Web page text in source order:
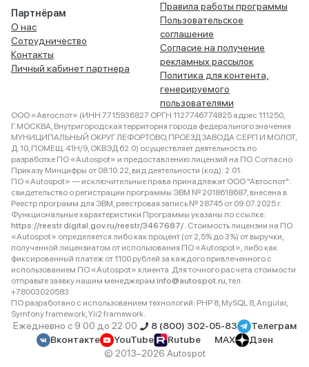
Партнёрам
О нас
Сотрудничество
Контакты
Личный кабинет партнера
Правила работы программы
Пользовательское
соглашение
Согласие на получение
рекламных рассылок
Политика для контента,
генерируемого
пользователями
ООО «Автоспот» (ИНН 7715936827 ОРГН 1127746774825 адрес 111250,
Г.МОСКВА, Внутригородская территория города федерального значения
МУНИЦИПАЛЬНЫЙ ОКРУГ ЛЕФОРТОВО, ПРОЕЗД ЗАВОДА СЕРП И МОЛОТ,
Д. 10, ПОМЕЩ. 41Н/9, ОКВЭД 62.0) осуществляет деятельность по
разработке ПО «Autospot» и предоставлению лицензий на ПО. Согласно
Приказу Минцифры от 08.10.22, вид деятельности (код): 2.01.
ПО «Autospot» — исключительные права принадлежат ООО "Автоспот":
свидетельство о регистрации программы ЭВМ № 2018618687, внесена в
Реестр программ для ЭВМ, реестровая запись № 28745 от 09.07.2025 г.
Функциональные характеристики Программы указаны по ссылке:
https://reestr.digital.gov.ru/reestr/3467687/ . Стоимость лицензии на ПО
«Autospot» определяется либо как процент (от 2,5% до 3%) от выручки,
полученной лицензиатом от использования ПО «Autospot», либо как
фиксированный платеж от 1100 рублей за каждого привлеченного с
использованием ПО «Autospot» клиента. Для точного расчета стоимости
отправьте заявку нашим менеджерам info@autospot.ru, тел.
+78003020583
ПО разработано с использованием технологий: PHP 8, MySQL 8, Angular,
Symfony framework, Yii2 framework.
Ежедневно с 9:00 до 22:00 8 (800) 302-05-83
Телеграм
Вконтакте
YouTube Rutube MAX
Дзен
© 2013–2026 Autospot